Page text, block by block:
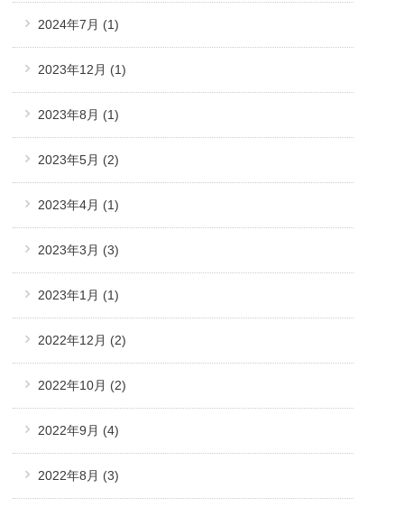
2024年7月 (1)
2023年12月 (1)
2023年8月 (1)
2023年5月 (2)
2023年4月 (1)
2023年3月 (3)
2023年1月 (1)
2022年12月 (2)
2022年10月 (2)
2022年9月 (4)
2022年8月 (3)